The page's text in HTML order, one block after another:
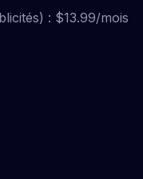
: $13.99/mois